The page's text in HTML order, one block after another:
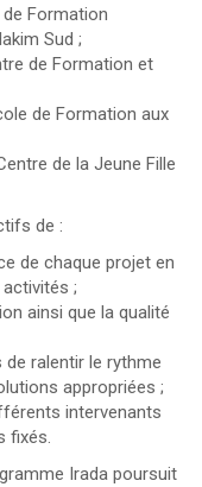
Formation
Sud ;
de Formation et
de Formation aux
de la Jeune Fille
de :
de chaque projet en
;
ainsi que la qualité
ralentir le rythme
appropriées ;
intervenants
fixés.
Irada poursuit